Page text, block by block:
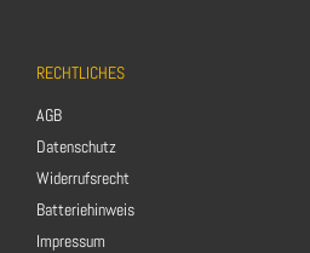
RECHTLICHES
AGB
Datenschutz
Widerrufsrecht
Batteriehinweis
Impressum